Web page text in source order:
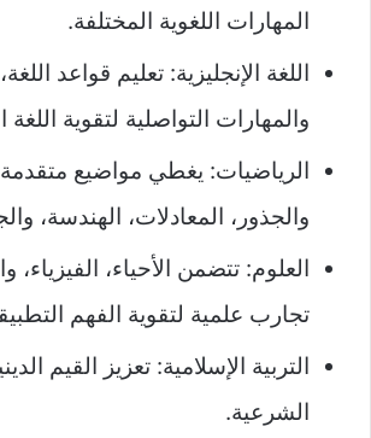
المهارات اللغوية المختلفة.
اللغة الإنجليزية: تعليم قواعد
والمهارات التواصلية لتقوية اللغة
الرياضيات: يغطي مواضيع
والجذور، المعادلات، الهندسة،
العلوم: تتضمن الأحياء، الفيزياء،
تجارب علمية لتقوية الفهم
التربية الإسلامية: تعزيز القيم
الشرعية.